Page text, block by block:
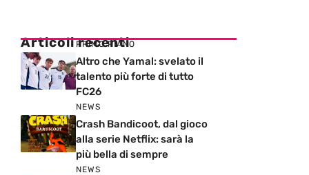
Articoli recenti
PRIMO PIANO
Altro che Yamal: svelato il
talento più forte di tutto
FC26
NEWS
Crash Bandicoot, dal gioco
alla serie Netflix: sarà la
più bella di sempre
NEWS